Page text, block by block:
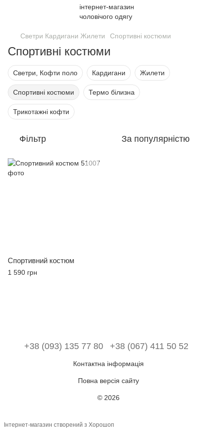
Светри Кардигани Жилети Спортивні костюми
Спортивні костюми
Светри, Кофти поло Кардигани Жилети
Спортивні костюми Термо білизна
Трикотажні кофти
Фільтр За популярністю
Спортивний костюм
1 590 грн
+38 (093) 135 77 80 +38 (067) 411 50 52
Контактна інформація
Повна версія сайту
© 2026
Інтернет-магазин створений з Хорошоп